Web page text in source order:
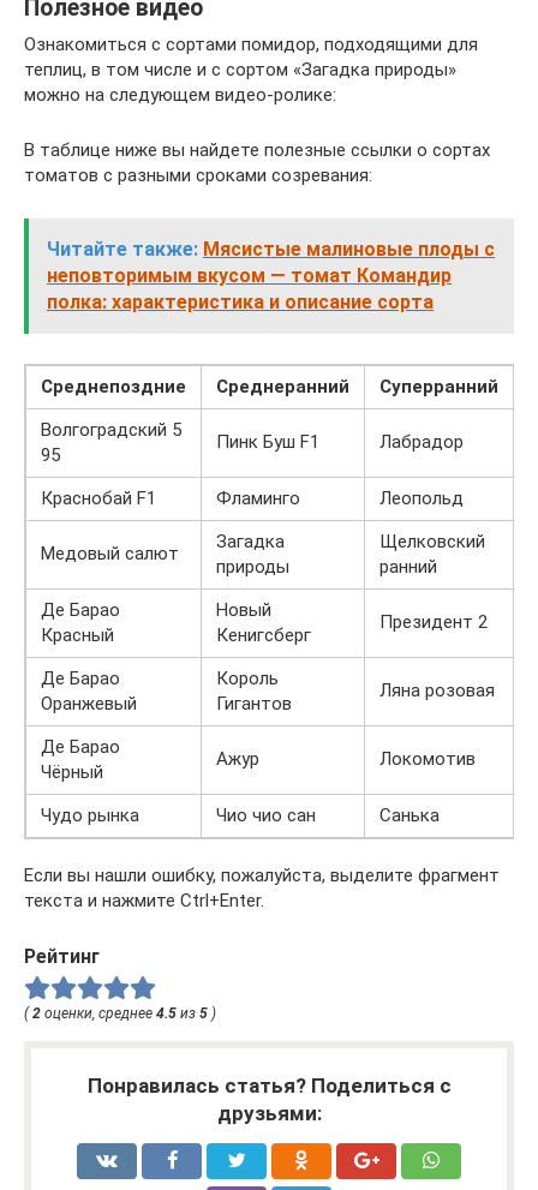
Полезное видео
Ознакомиться с сортами помидор, подходящими для
теплиц, в том числе и с сортом «Загадка природы»
можно на следующем видео-ролике:
В таблице ниже вы найдете полезные ссылки о сортах
томатов с разными сроками созревания:
Читайте также: Мясистые малиновые плоды с
неповторимым вкусом — томат Командир
полка: характеристика и описание сорта
Среднепоздние Среднеранний
Суперранний
Волгоградский 5
95
Пинк Буш F1 Лабрадор
Краснобай F1 Фламинго Леопольд
Медовый салют
Загадка
природы
Щелковский
ранний
Де Барао
Красный
Новый
Кенигсберг
Президент 2
Де Барао
Оранжевый
Король
Гигантов
Ляна розовая
Де Барао
Чёрный
Ажур Локомотив
Чудо рынка Чио чио сан Санька
Если вы нашли ошибку, пожалуйста, выделите фрагмент
текста и нажмите Ctrl+Enter.
Рейтинг
(2 оценки, среднее 4.5 из 5 )
Понравилась статья? Поделиться с
друзьями: